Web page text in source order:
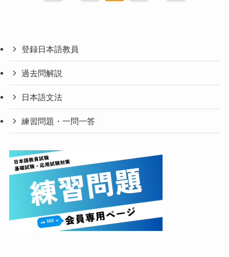
登録日本語教員
過去問解説
日本語文法
練習問題・一問一答